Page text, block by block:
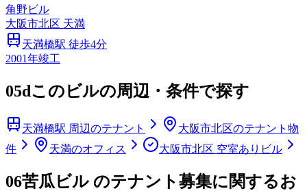
角野ビル
大阪市北区 天満
天満橋駅 徒歩4分
2001年竣工
05dこのビルの周辺・条件で探す
天満橋駅 周辺のテナント
大阪市北区のテナント物
件
天満のオフィス 大阪市北区 空室ありビル
06苦瓜ビル のテナント募集に関するお